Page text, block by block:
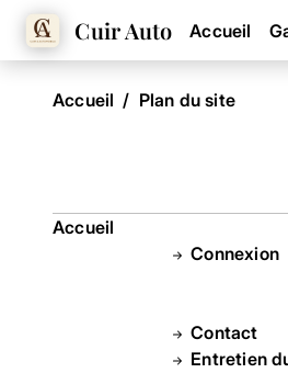
Cuir Auto Accueil
Accueil Plan du site
Accueil
Connexion
Contact
Entretien